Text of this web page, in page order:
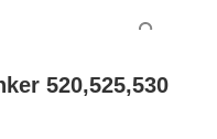
520,525,530